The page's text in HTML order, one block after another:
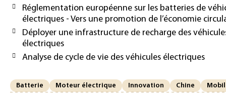
Réglementation européenne sur les batteries de
électriques - Vers une promotion de l’économie
Déployer une infrastructure de recharge des
électriques
Analyse de cycle de vie des véhicules électriques
Batterie Moteur électrique Innovation Chine